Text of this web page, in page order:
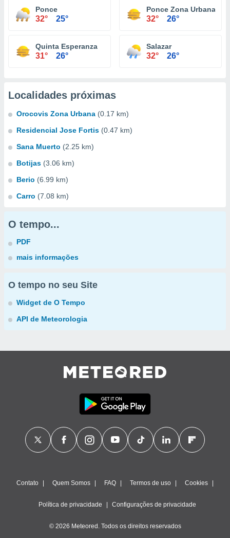
Ponce
32° 25°
Ponce Zona Urbana
32° 26°
Quinta Esperanza
31° 26°
Salazar
32° 26°
Localidades próximas
Orocovis Zona Urbana (0.17 km)
Residencial Jose Fortis (0.47 km)
Sana Muerto (2.25 km)
Botijas (3.06 km)
Berio (6.99 km)
Carro (7.08 km)
O tempo...
PDF
mais informações
O tempo no seu Site
Widget de O Tempo
API de Meteorologia
Contato Quem Somos FAQ Termos de uso Cookies
Política de privacidade Configurações de privacidade
© 2026 Meteored. Todos os direitos reservados